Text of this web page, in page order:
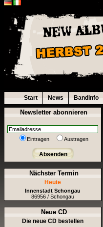
Start News Bandinfo
Newsletter abonnieren
Eintragen Austragen
Absenden
Nächster Termin
Heute
Innenstadt Schongau
86956 / Schongau
Neue CD
Die neue CD bestellen